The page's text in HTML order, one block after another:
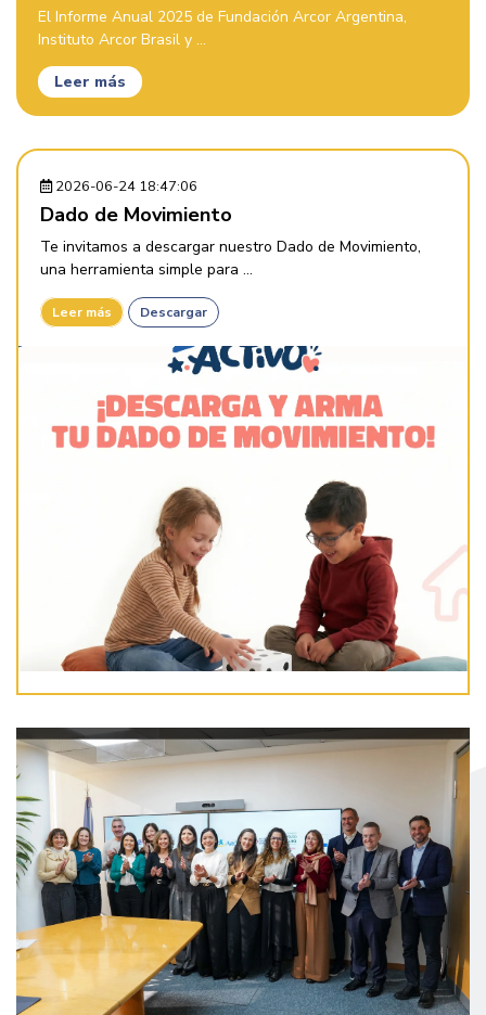
El Informe Anual 2025 de Fundación Arcor Argentina,
Instituto Arcor Brasil y ...
Leer más
2026-06-24 18:47:06
Dado de Movimiento
Te invitamos a descargar nuestro Dado de Movimiento,
una herramienta simple para ...
Leer más Descargar